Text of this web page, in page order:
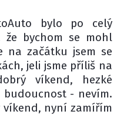
bylo po celý
že bychom se mohl
na začátku jsem se
jeli jsme příliš na
víkend, hezké
budoucnost - nevím.
víkend, nyní zamířím